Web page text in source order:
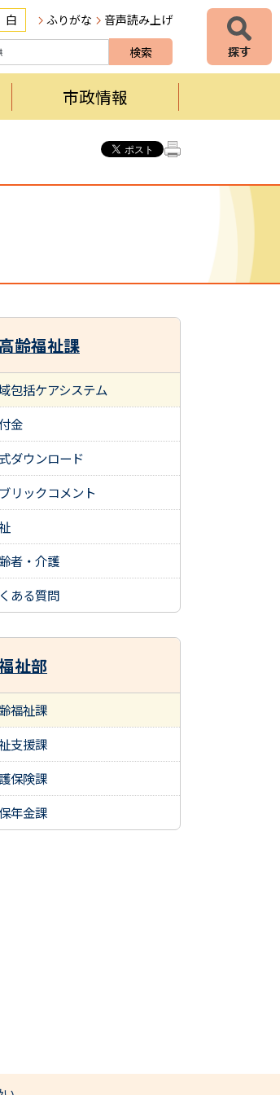
白 ふりがな 音声読み上げ
市政情報
高齢福祉課
包括ケアシステム
金
ダウンロード
リックコメント
者・介護
ある質問
祉部
福祉課
支援課
保険課
年金課